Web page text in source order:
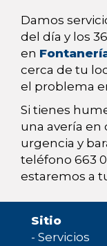
Damos
del día y los
en
cerca de tu
el problema
Si tienes
una avería en
urgencia y
teléfono 663
estaremos a
Sitio
- Servicios